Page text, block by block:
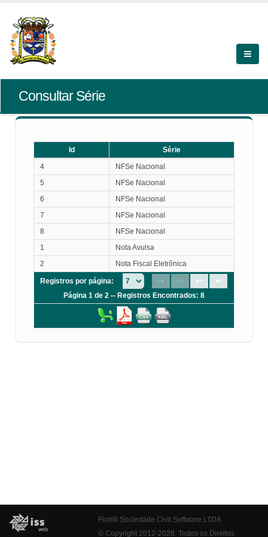
Consultar Série
Id
Série
Série
4
NFSe Nacional
5
NFSe Nacional
6
NFSe Nacional
7
NFSe Nacional
8
NFSe Nacional
1
Nota Avulsa
2
Nota Fiscal Eletrônica
Registros por página:
Página 1 de 2 -- Registros Encontrados: 8
Fiorilli Sociedade Civil Software LTDA
© Copyright 2012-2026. Todos os Direitos